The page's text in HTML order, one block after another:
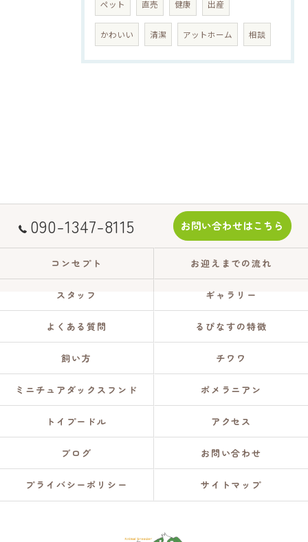
ペット 直売 健康 出産
かわいい 清潔 アットホーム 相談
090-1347-8115 お問い合わせはこちら
コンセプト お迎えまでの流れ
スタッフ ギャラリー
よくある質問 るぴなすの特徴
飼い方 チワワ
ミニチュアダックスフンド ポメラニアン
トイプードル アクセス
ブログ お問い合わせ
プライバシーポリシー サイトマップ